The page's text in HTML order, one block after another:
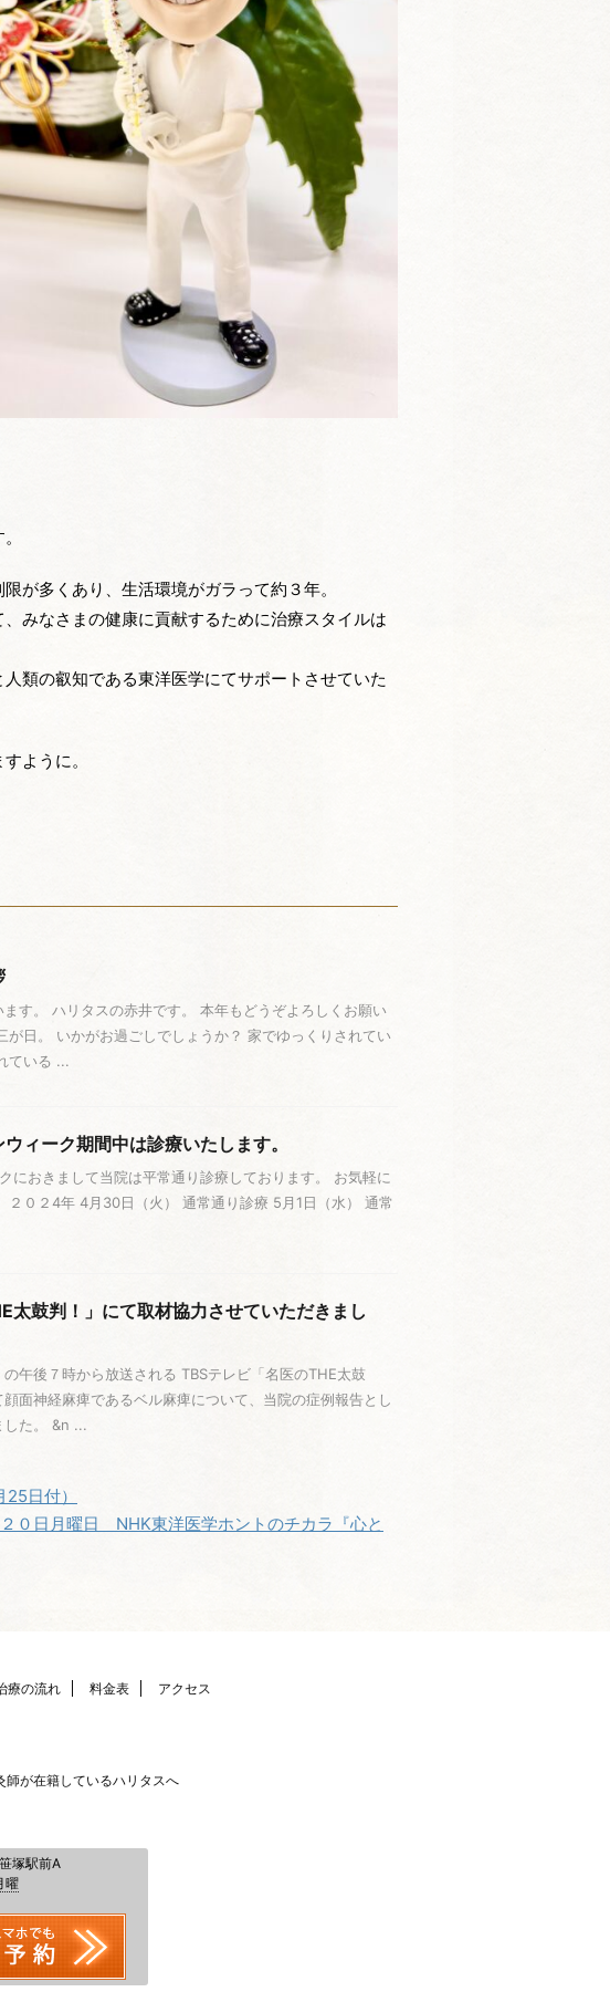
が多くあり、生活環境がガラって約３年。
みなさまの健康に貢献するために治療スタイルは
類の叡知である東洋医学にてサポートさせていた
ように。
す。 ハリタスの赤井です。 本年もどうぞよろしくお願い
が日。 いかがお過ごしでしょうか？ 家でゆっくりされてい
ている ...
ィーク期間中は診療いたします。
におきまして当院は平常通り診療しております。 お気軽に
２０２4年 4月30日（火） 通常通り診療 5月1日（水） 通常
太鼓判！」にて取材協力させていただきまし
午後７時から放送される TBSテレビ「名医のTHE太鼓
面神経麻痺であるベル麻痺について、当院の症例報告とし
た。 &n ...
日付）
２０日月曜日 NHK東洋医学ホントのチカラ『心と
療の流れ 料金表 アクセス
師が在籍しているハリタスへ
塚駅前A
曜